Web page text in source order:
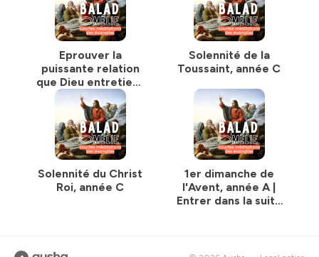
Hébergé par Ausha. Visitez
ausha.co/politique-de-
confidentialitepour plus d'informations.
Eprouver la
puissante relation
que Dieu entretient
avec nous - 31ème
dimanche du Temps
ordinaire
Solennité de la
Toussaint, année C
Solennité du Christ
Roi, année C
1er dimanche de
l'Avent, année A |
Entrer dans la suite